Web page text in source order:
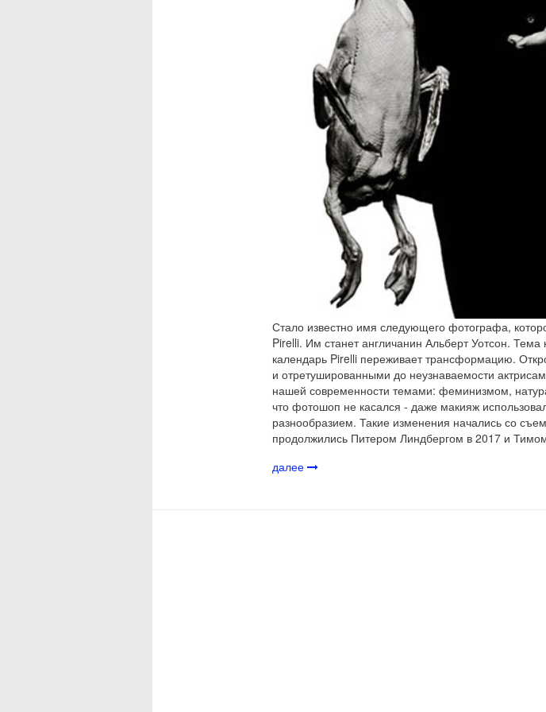
Стало известно имя следующего фотографа,
Pirelli. Им станет англичанин Альберт Уотсон.
календарь Pirelli переживает трансформацию.
и отретушированными до неузнаваемости
нашей современности темами: феминизмом,
что фотошоп не касался - даже макияж
разнообразием. Такие изменения начались со
продолжились Питером Линдбергом в 2017 и
далее